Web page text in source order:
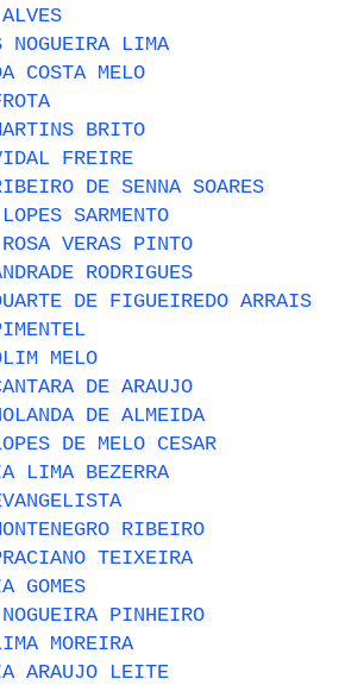
NOGUEIRA LIMA
COSTA MELO
BRITO
FREIRE
DE SENNA SOARES
SARMENTO
VERAS PINTO
RODRIGUES
DE FIGUEIREDO ARRAIS
MELO
DE ARAUJO
DE ALMEIDA
DE MELO CESAR
LIMA BEZERRA
RIBEIRO
TEIXEIRA
GOMES
PINHEIRO
MOREIRA
ARAUJO LEITE